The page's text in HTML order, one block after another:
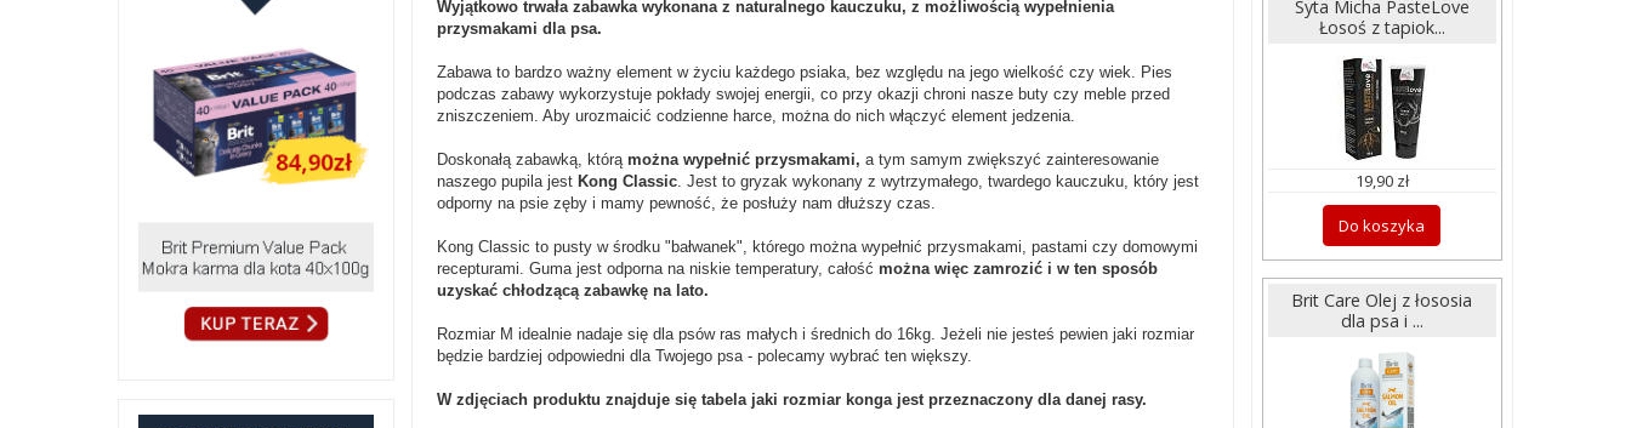
Wyjątkowo trwała zabawka wykonana z naturalnego kauczuku, z możliwością wypełnienia
przysmakami dla psa.
Zabawa to bardzo ważny element w życiu każdego psiaka, bez względu na jego wielkość czy wiek. Pies
podczas zabawy wykorzystuje pokłady swojej energii, co przy okazji chroni nasze buty czy meble przed
zniszczeniem. Aby urozmaicić codzienne harce, można do nich włączyć element jedzenia.
Doskonałą zabawką, którąmożna wypełnić przysmakami, a tym samym zwiększyć zainteresowanie
naszego pupila jest Kong Classic. Jest to gryzak wykonany z wytrzymałego, twardego kauczuku, który jest
odporny na psie zęby i mamy pewność, że posłuży nam dłuższy czas.
Kong Classic to pusty w środku "bałwanek", którego można wypełnić przysmakami, pastami czy domowymi
recepturami. Guma jest odporna na niskie temperatury, całośćmożna więc zamrozić i w ten sposób
uzyskać chłodzącą zabawkę na lato.
Rozmiar M idealnie nadaje się dla psów ras małych i średnich do 16kg. Jeżeli nie jesteś pewien jaki rozmiar
będzie bardziej odpowiedni dla Twojego psa - polecamy wybrać ten większy.
W zdjęciach produktu znajduje się tabela jaki rozmiar konga jest przeznaczony dla danej rasy.
Syta Micha PasteLove
Łosoś z tapiok...
19,90 zł
Do koszyka
Brit Care Olej z łososia
dla psa i ...